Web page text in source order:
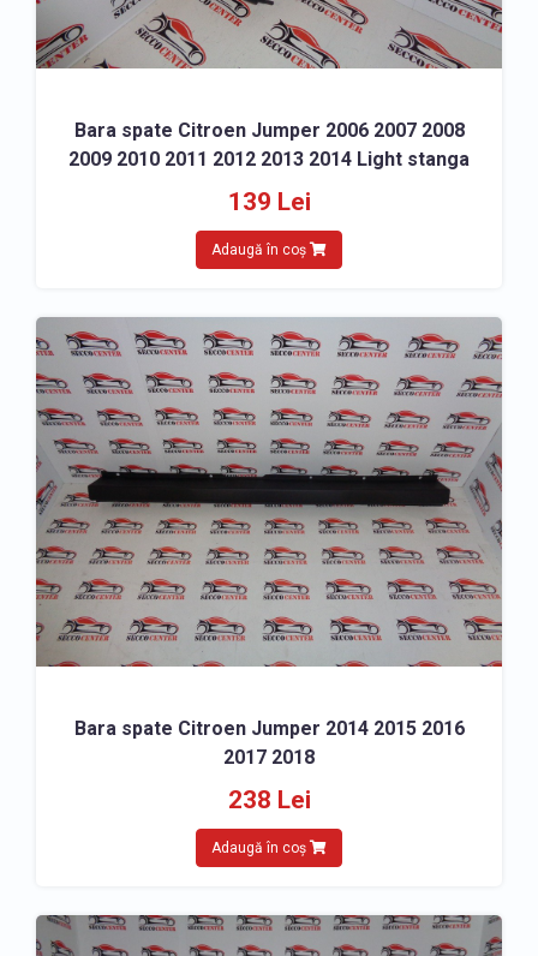
Bara spate Citroen Jumper 2006 2007 2008
2009 2010 2011 2012 2013 2014 Light stanga
139 Lei
Adaugă în coș
Bara spate Citroen Jumper 2014 2015 2016
2017 2018
238 Lei
Adaugă în coș